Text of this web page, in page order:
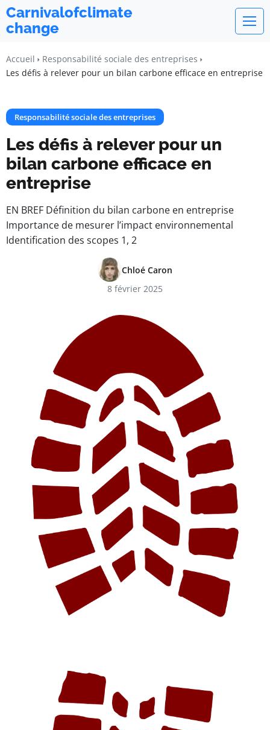
Carnivalofclimate
change
Accueil
Responsabilité sociale des entreprises
Les défis à relever pour un bilan carbone efficace en entreprise
Responsabilité sociale des entreprises
Les défis à relever pour un
bilan carbone efficace en
entreprise
EN BREF Définition du bilan carbone en entreprise
Importance de mesurer l’impact environnemental
Identification des scopes 1, 2
Chloé Caron
8 février 2025